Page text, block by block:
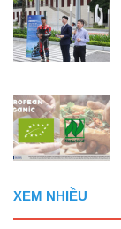
XEM NHIỀU